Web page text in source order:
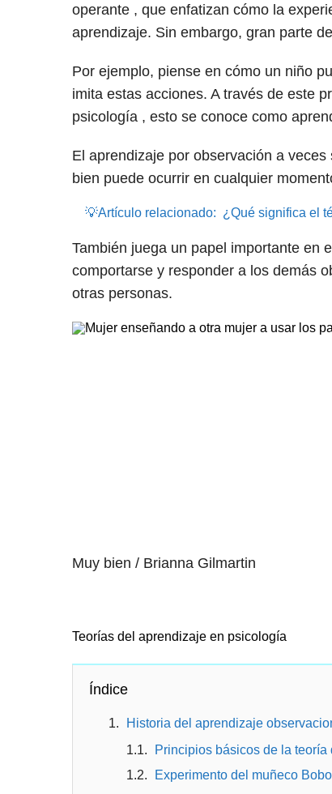
operante , que enfatizan cómo la
aprendizaje. Sin embargo, gran parte
Por ejemplo, piense en cómo un niño
imita estas acciones. A través de este
psicología , esto se conoce como
El aprendizaje por observación a
bien puede ocurrir en cualquier
💡Artículo relacionado: ¿Qué significa el
También juega un papel importante en
comportarse y responder a los demás
otras personas.
Muy bien / Brianna Gilmartin
Teorías del aprendizaje en psicología
Índice
Historia del aprendizaje
Principios básicos de la teoría
Experimento del muñeco Bobo